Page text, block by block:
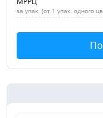
за упак. (от 1 упак. одного